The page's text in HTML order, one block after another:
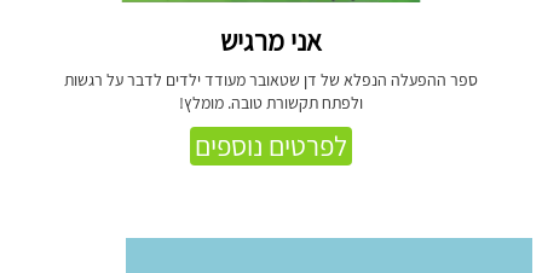
אני מרגיש
ספר ההפעלה הנפלא של דן שטאובר מעודד ילדים לדבר על רגשות
ולפתח תקשורת טובה. מומלץ!
לפרטים נוספים